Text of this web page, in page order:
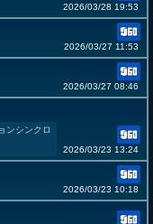
2026/03/28 19:53
2026/03/27 11:53
2026/03/27 08:46
ンシンクロ
2026/03/23 13:24
2026/03/23 10:18